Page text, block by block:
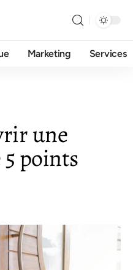
Marketing Services
une
points